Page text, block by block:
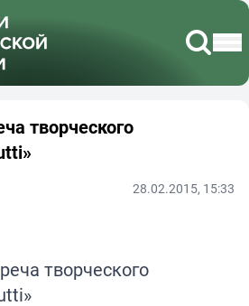
творческого
28.02.2015, 15:33